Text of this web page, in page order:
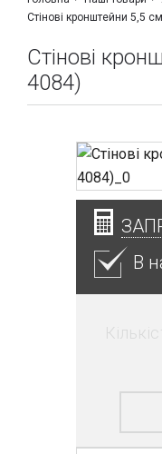
Стінові кронштейни 5,5
Стінові
4084)
В